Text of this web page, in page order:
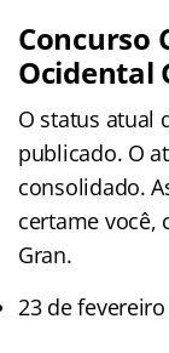
Concurso
Ocidental
O status atual
publicado. O
consolidado.
certame você,
Gran.
23 de